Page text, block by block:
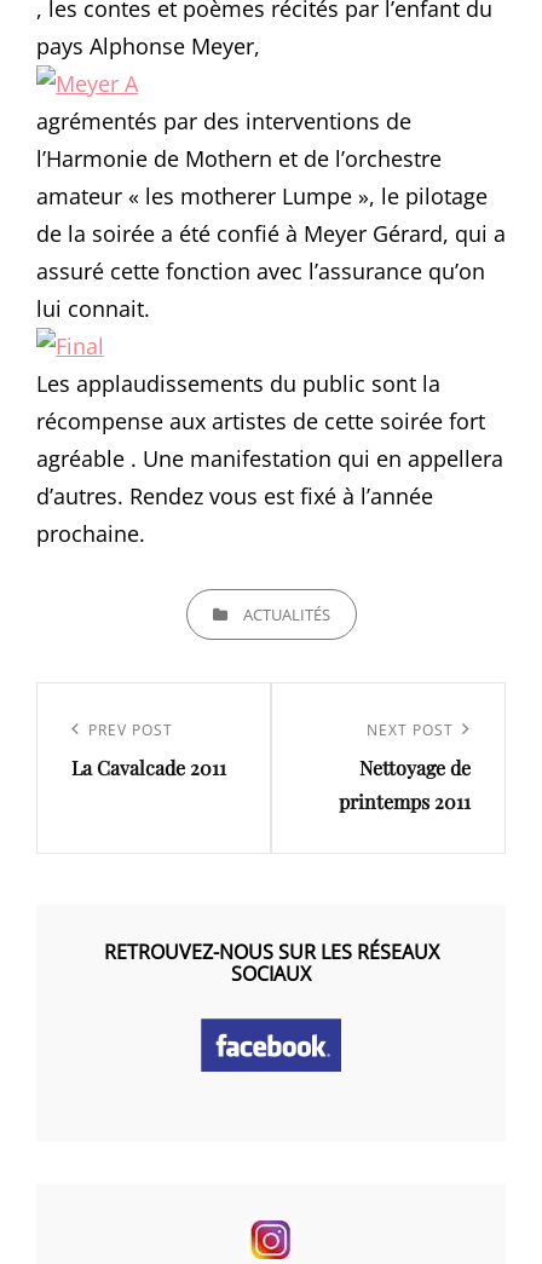
, les contes et poèmes récités par l’enfant du
pays Alphonse Meyer,
agrémentés par des interventions de
l’Harmonie de Mothern et de l’orchestre
amateur « les motherer Lumpe », le pilotage
de la soirée a été confié à Meyer Gérard, qui a
assuré cette fonction avec l’assurance qu’on
lui connait.
Les applaudissements du public sont la
récompense aux artistes de cette soirée fort
agréable . Une manifestation qui en appellera
d’autres. Rendez vous est fixé à l’année
prochaine.
CATEGORIESACTUALITÉS
l’article
Previous
Post
PREV POST
La Cavalcade 2011
NEXT POST
Nettoyage de
printemps 2011
RETROUVEZ-NOUS SUR LES RÉSEAUX
SOCIAUX